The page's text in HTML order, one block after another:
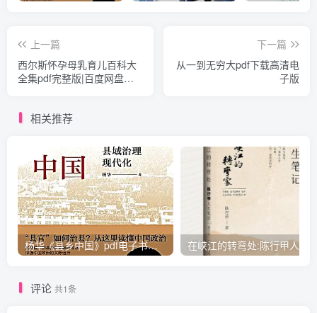
上一篇
西尔斯怀孕母乳育儿百科大
全集pdf完整版|百度网盘下
下一篇
从一到无穷大pdf下载高清电
子版
相关推荐
杨华《县乡中国》pdf电子书下载
评论 共1条